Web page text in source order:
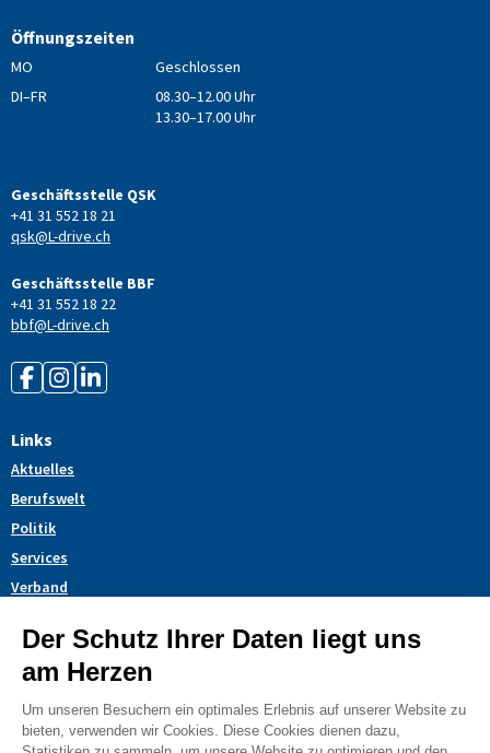
Öffnungszeiten
MO
Geschlossen
DI–FR
08.30–12.00 Uhr
13.30–17.00 Uhr
Geschäftsstelle QSK
+41 31 552 18 21
qsk@L-drive.ch
Geschäftsstelle BBF
+41 31 552 18 22
bbf@L-drive.ch
Links
Aktuelles
Berufswelt
Politik
Services
Verband
Blog
AGB
Impressum